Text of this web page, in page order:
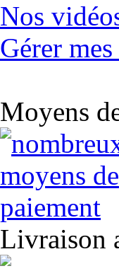
Nos
Gérer
Moyens
Livraison